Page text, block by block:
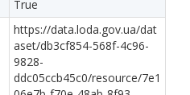
True
https://data.loda.gov.ua/dat
aset/db3cf854-568f-4c96-
9828-
ddc05ccb45c0/resource/7e1